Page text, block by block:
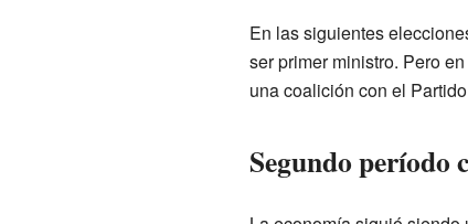
En las siguientes
ser primer ministro. Pero
una coalición con el
Segundo período